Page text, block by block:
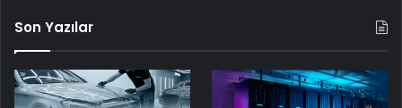
Son Yazılar